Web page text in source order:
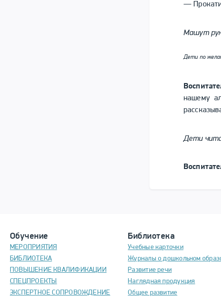
—
Машут
Дети по
нашему
Дети
Обучение
МЕРОПРИЯТИЯ
БИБЛИОТЕКА
ПОВЫШЕНИЕ КВАЛИФИКАЦИИ
СПЕЦПРОЕКТЫ
ЭКСПЕРТНОЕ СОПРОВОЖДЕНИЕ
Библиотека
Учебные карточки
Журналы о дошкольном
Развитие речи
Наглядная продукция
Общее развитие